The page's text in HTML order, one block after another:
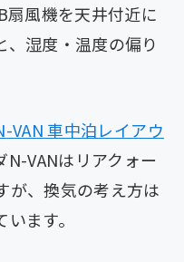
扇風機を天井付近に
、湿度・温度の偏り
VAN 車中泊レイアウ
VANはリアクォー
が、換気の考え方は
ます。